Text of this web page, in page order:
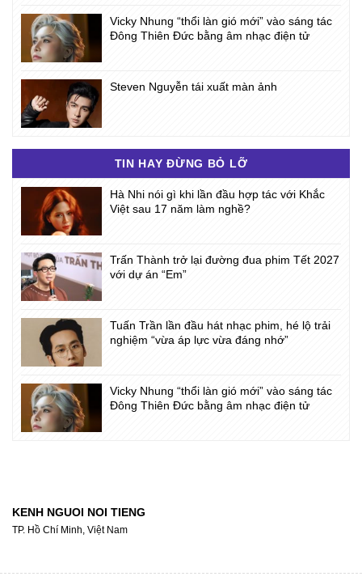
Vicky Nhung “thổi làn gió mới” vào sáng tác
Đông Thiên Đức bằng âm nhạc điện tử
Steven Nguyễn tái xuất màn ảnh
TIN HAY ĐỪNG BỎ LỠ
Hà Nhi nói gì khi lần đầu hợp tác với Khắc
Việt sau 17 năm làm nghề?
Trấn Thành trở lại đường đua phim Tết 2027
với dự án “Em”
Tuấn Trần lần đầu hát nhạc phim, hé lộ trải
nghiệm “vừa áp lực vừa đáng nhớ”
Vicky Nhung “thổi làn gió mới” vào sáng tác
Đông Thiên Đức bằng âm nhạc điện tử
KENH NGUOI NOI TIENG
TP. Hồ Chí Minh, Việt Nam